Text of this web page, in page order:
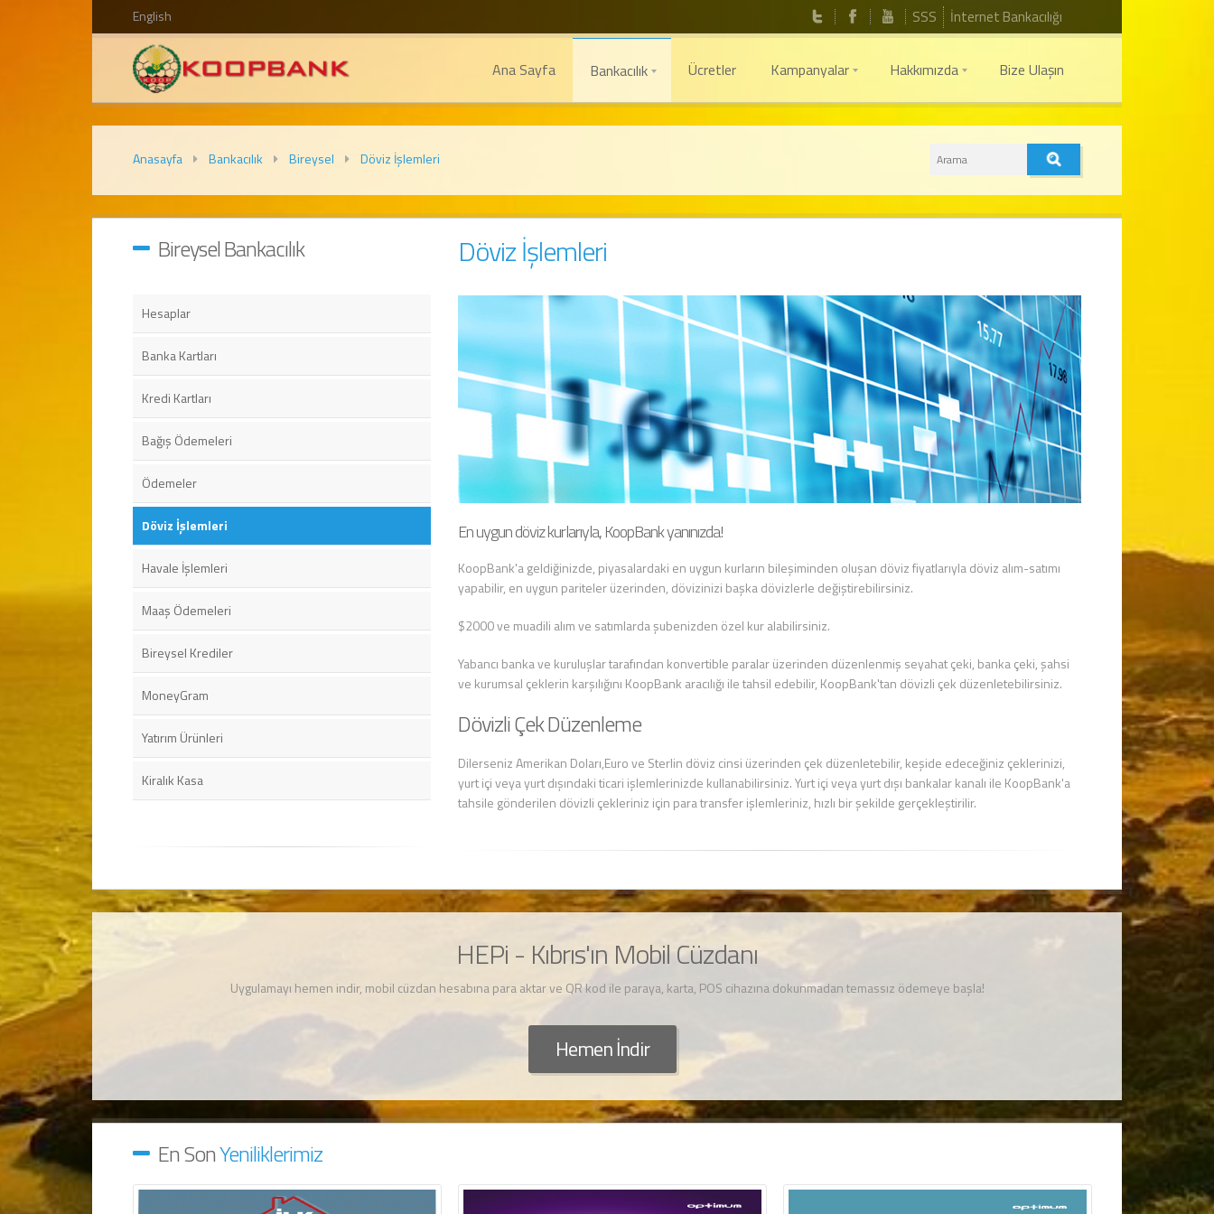
English SSS İnternet Bankacılığı
Ana Sayfa Bankacılık Ücretler Kampanyalar Hakkımızda Bize Ulaşın
Anasayfa Bankacılık Bireysel Döviz İşlemleri
Bireysel Bankacılık
Hesaplar
Banka Kartları
Kredi Kartları
Bağış Ödemeleri
Ödemeler
Döviz İşlemleri
Havale İşlemleri
Maaş Ödemeleri
Bireysel Krediler
MoneyGram
Yatırım Ürünleri
Kiralık Kasa
Döviz İşlemleri
En uygun döviz kurlarıyla, KoopBank yanınızda!
KoopBank'a geldiğinizde, piyasalardaki en uygun kurların bileşiminden oluşan döviz fiyatlarıyla döviz alım-satımı
yapabilir, en uygun pariteler üzerinden, dövizinizi başka dövizlerle değiştirebilirsiniz.
$2000 ve muadili alım ve satımlarda şubenizden özel kur alabilirsiniz.
Yabancı banka ve kuruluşlar tarafından konvertible paralar üzerinden düzenlenmiş seyahat çeki, banka çeki, şahsi
ve kurumsal çeklerin karşılığını KoopBank aracılığı ile tahsil edebilir, KoopBank'tan dövizli çek düzenletebilirsiniz.
Dövizli Çek Düzenleme
Dilerseniz Amerikan Doları,Euro ve Sterlin döviz cinsi üzerinden çek düzenletebilir, keşide edeceğiniz çeklerinizi,
yurt içi veya yurt dışındaki ticari işlemlerinizde kullanabilirsiniz. Yurt içi veya yurt dışı bankalar kanalı ile KoopBank'a
tahsile gönderilen dövizli çekleriniz için para transfer işlemleriniz, hızlı bir şekilde gerçekleştirilir.
HEPi - Kıbrıs'ın Mobil Cüzdanı
Uygulamayı hemen indir, mobil cüzdan hesabına para aktar ve QR kod ile paraya, karta, POS cihazına dokunmadan temassız ödemeye başla!
Hemen İndir
En SonYeniliklerimiz